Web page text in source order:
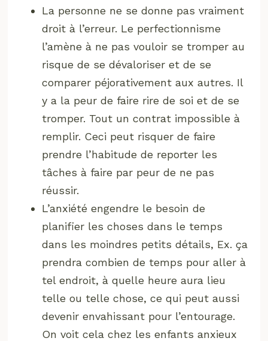
La personne ne se donne pas vraiment
droit à l’erreur. Le perfectionnisme
l’amène à ne pas vouloir se tromper au
risque de se dévaloriser et de se
comparer péjorativement aux autres. Il
y a la peur de faire rire de soi et de se
tromper. Tout un contrat impossible à
remplir. Ceci peut risquer de faire
prendre l’habitude de reporter les
tâches à faire par peur de ne pas
réussir.
L’anxiété engendre le besoin de
planifier les choses dans le temps
dans les moindres petits détails, Ex. ça
prendra combien de temps pour aller à
tel endroit, à quelle heure aura lieu
telle ou telle chose, ce qui peut aussi
devenir envahissant pour l’entourage.
On voit cela chez les enfants anxieux